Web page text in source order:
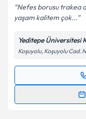
Nefes borusu trakea
yaşam kalitem çok...
Yeditepe Üniversitesi
Koşuyolu, Koşuyolu Cad.
Randevu